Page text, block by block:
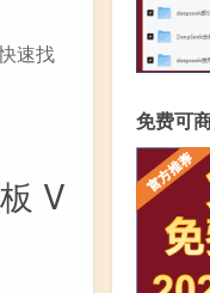
速找
V
免费可